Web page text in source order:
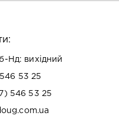
Нд: вихідний
53 25
546 53 25